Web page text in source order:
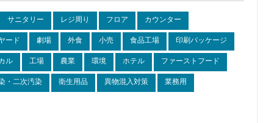
サニタリー レジ周り フロア カウンター
ード 劇場 外食 小売 食品工場 印刷パッケージ
ル 工場 農業 環境 ホテル ファーストフード
・二次汚染 衛生用品 異物混入対策 業務用